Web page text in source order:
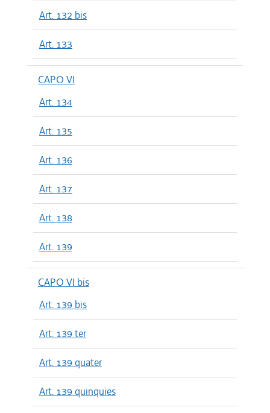
Art. 132 bis
Art. 133
CAPO VI
Art. 134
Art. 135
Art. 136
Art. 137
Art. 138
Art. 139
CAPO VI bis
Art. 139 bis
Art. 139 ter
Art. 139 quater
Art. 139 quinquies